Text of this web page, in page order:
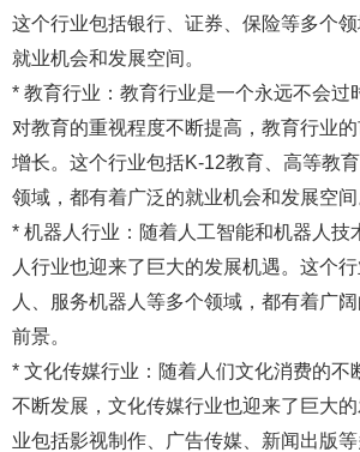
这个行业包括银行、证券、保险等多个
就业机会和发展空间。
* 教育行业：教育行业是一个永远不会过
对教育的重视程度不断提高，教育行业
增长。这个行业包括K-12教育、高等教
领域，都有着广泛的就业机会和发展空间
* 机器人行业：随着人工智能和机器人技
人行业也迎来了巨大的发展机遇。这个
人、服务机器人等多个领域，都有着广
前景。
* 文化传媒行业：随着人们文化消费的不
不断发展，文化传媒行业也迎来了巨大
业包括影视制作、广告传媒、新闻出版